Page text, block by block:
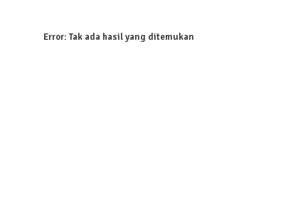
Error:Tak ada hasil yang ditemukan